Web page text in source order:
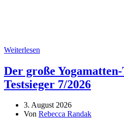
Weiterlesen
Der große
Testsieger 7/2026
3. August 2026
Von Rebecca Randak